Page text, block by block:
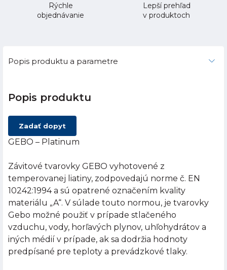
Rýchle
objednávanie
Lepší prehľad
v produktoch
Popis produktu a parametre
Popis produktu
Zadať dopyt
GEBO – Platinum
Závitové tvarovky GEBO vyhotovené z
temperovanej liatiny, zodpovedajú norme č. EN
10242:1994 a sú opatrené označením kvality
materiálu „A“. V súlade touto normou, je tvarovky
Gebo možné použiť v prípade stlačeného
vzduchu, vody, horľavých plynov, uhľohydrátov a
iných médií v prípade, ak sa dodržia hodnoty
predpísané pre teploty a prevádzkové tlaky.